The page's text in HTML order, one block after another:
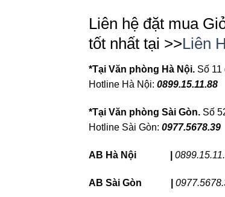
Liên hệ đặt mua
tốt nhất tại >>Liên
*Tại Văn phòng Hà Nội. Số
Hotline Hà Nội: 0899.15.11.88
*Tại Văn phòng Sài Gòn. Số
Hotline Sài Gòn: 0977.5678.39
AB Hà Nội |
AB Sài Gòn |